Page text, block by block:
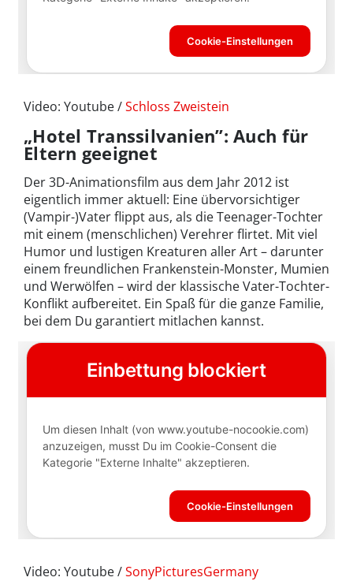
Video: Youtube /Schloss Zweistein
„Hotel Transsilvanien”: Auch für
Eltern geeignet
Der 3D-Animationsfilm aus dem Jahr 2012 ist
eigentlich immer aktuell: Eine übervorsichtiger
(Vampir-)Vater flippt aus, als die Teenager-Tochter
mit einem (menschlichen) Verehrer flirtet. Mit viel
Humor und lustigen Kreaturen aller Art – darunter
einem freundlichen Frankenstein-Monster, Mumien
und Werwölfen – wird der klassische Vater-Tochter-
Konflikt aufbereitet. Ein Spaß für die ganze Familie,
bei dem Du garantiert mitlachen kannst.
Video: Youtube /SonyPicturesGermany